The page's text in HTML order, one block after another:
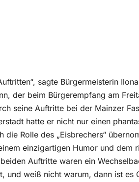
sagte Bürgermeisterin
der beim Bürgerempfang am
seine Auftritte bei der Mainzer
hatte er nicht nur einen
Rolle des „Eisbrechers“
einzigartigen Humor und dem
Auftritte waren ein
und weiß nicht warum, dann ist es